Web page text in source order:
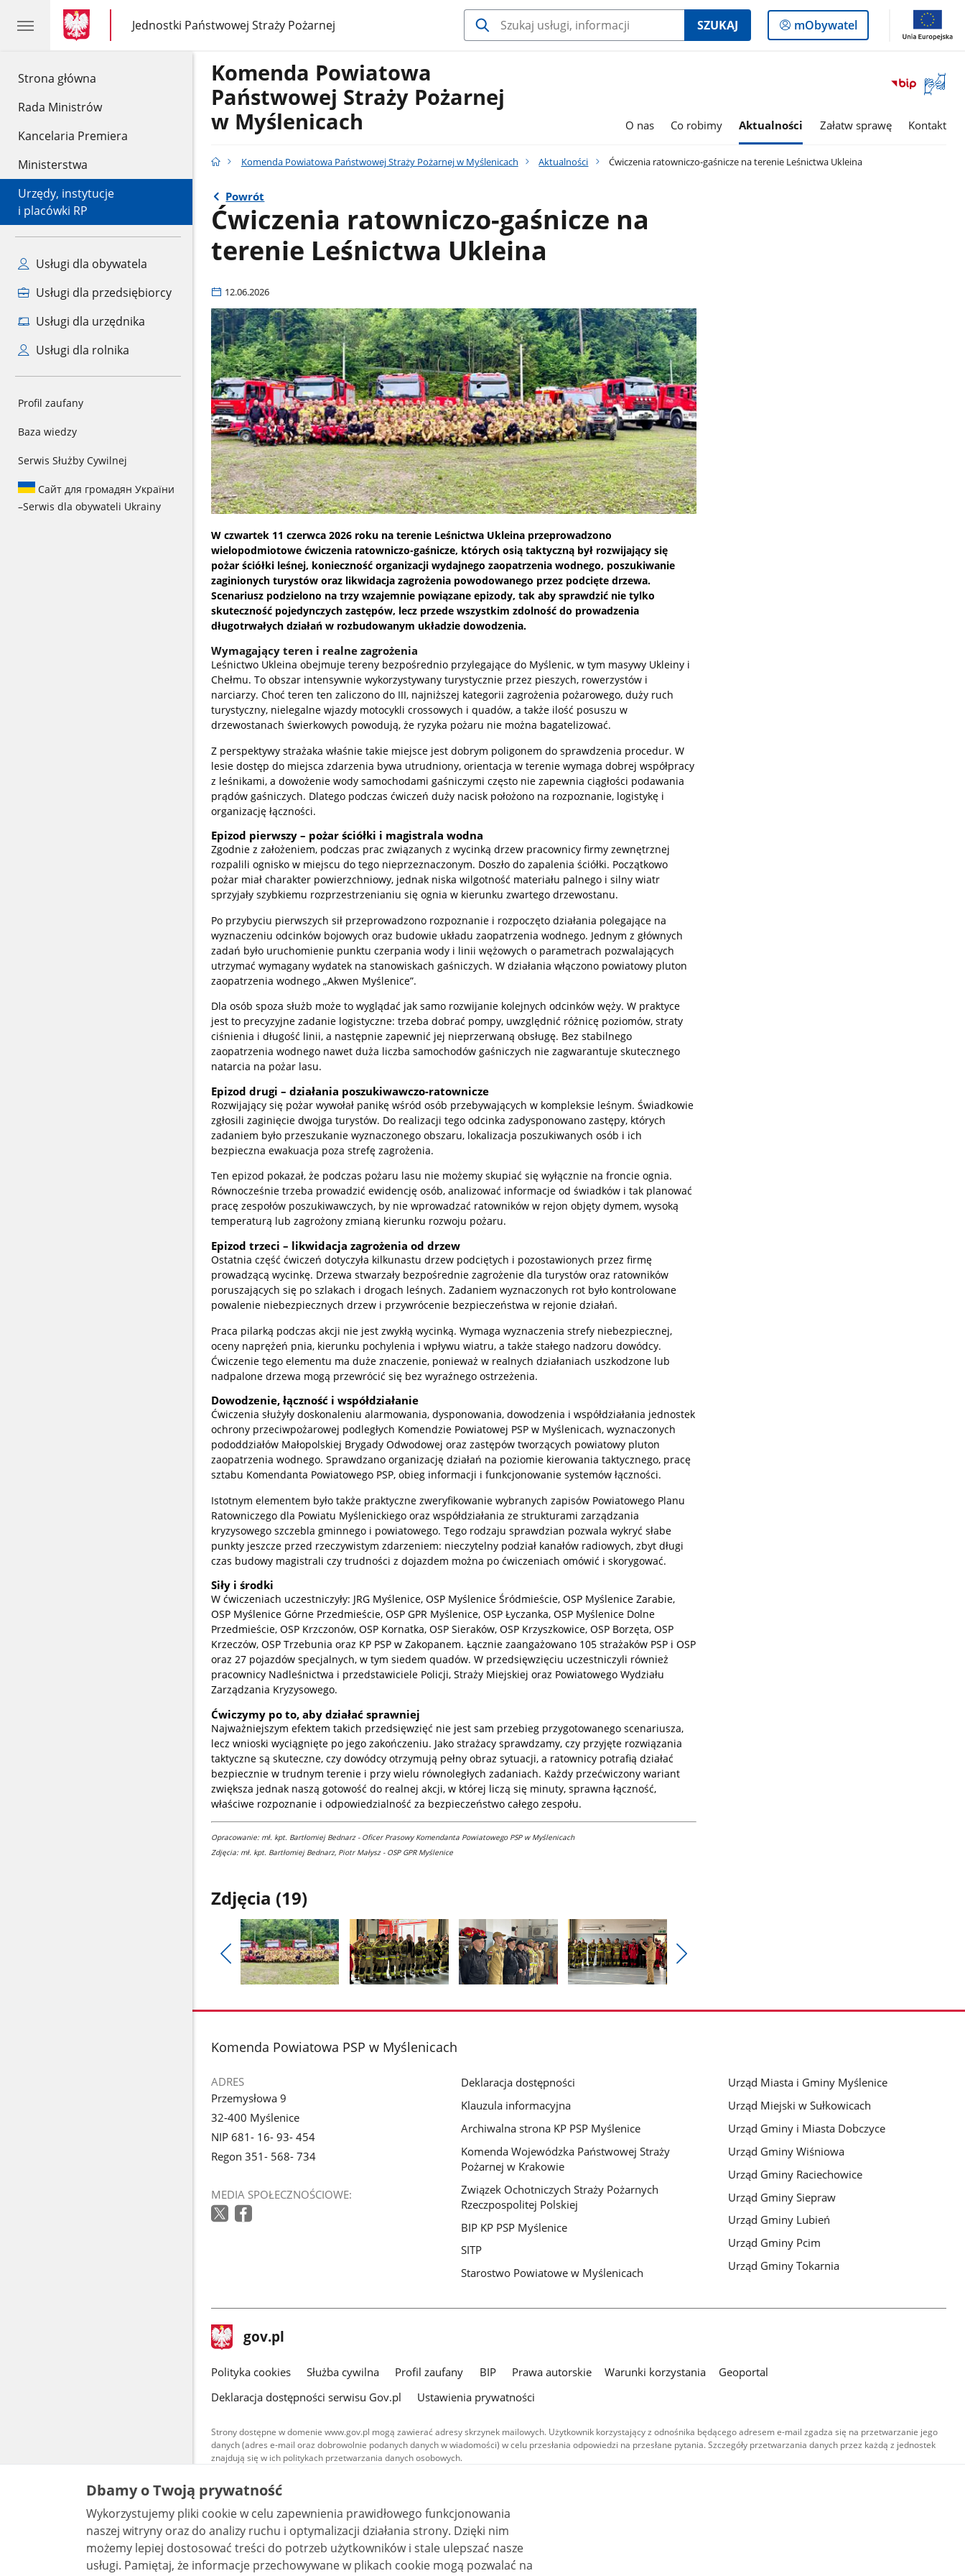
Strona główna
Rada Ministrów
Kancelaria Premiera
Ministerstwa
Urzędy, instytucje
i placówki RP
Usługi dla obywatela
Usługi dla przedsiębiorcy
Usługi dla urzędnika
Usługi dla rolnika
Profil zaufany
Baza wiedzy
Serwis Służby Cywilnej
Сайт для громадян України
–Serwis dla obywateli Ukrainy
gov.pl
gov.pl
Jednostki Państwowej Straży Pożarnej
gov.pl
Jednostki
Państwowej
SZUKAJ
Logowanie
do
mObywatel
Otwórz
okno
Komenda Powiatowa
Państwowej Straży Pożarnej
w Myślenicach
O nas Co robimy Aktualności Załatw sprawę Kontakt
Komenda Powiatowa Państwowej Straży Pożarnej w Myślenicach Aktualności Ćwiczenia ratowniczo-gaśnicze na terenie Leśnictwa Ukleina
Powrót
Ćwiczenia ratowniczo-gaśnicze na
terenie Leśnictwa Ukleina
12.06.2026
W czwartek 11 czerwca 2026 roku na terenie Leśnictwa Ukleina przeprowadzono
wielopodmiotowe ćwiczenia ratowniczo-gaśnicze, których osią taktyczną był rozwijający się
pożar ściółki leśnej, konieczność organizacji wydajnego zaopatrzenia wodnego, poszukiwanie
zaginionych turystów oraz likwidacja zagrożenia powodowanego przez podcięte drzewa.
Scenariusz podzielono na trzy wzajemnie powiązane epizody, tak aby sprawdzić nie tylko
skuteczność pojedynczych zastępów, lecz przede wszystkim zdolność do prowadzenia
długotrwałych działań w rozbudowanym układzie dowodzenia.
Wymagający teren i realne zagrożenia
Leśnictwo Ukleina obejmuje tereny bezpośrednio przylegające do Myślenic, w tym masywy Ukleiny i
Chełmu. To obszar intensywnie wykorzystywany turystycznie przez pieszych, rowerzystów i
narciarzy. Choć teren ten zaliczono do III, najniższej kategorii zagrożenia pożarowego, duży ruch
turystyczny, nielegalne wjazdy motocykli crossowych i quadów, a także ilość posuszu w
drzewostanach świerkowych powodują, że ryzyka pożaru nie można bagatelizować.
Z perspektywy strażaka właśnie takie miejsce jest dobrym poligonem do sprawdzenia procedur. W
lesie dostęp do miejsca zdarzenia bywa utrudniony, orientacja w terenie wymaga dobrej współpracy
z leśnikami, a dowożenie wody samochodami gaśniczymi często nie zapewnia ciągłości podawania
prądów gaśniczych. Dlatego podczas ćwiczeń duży nacisk położono na rozpoznanie, logistykę i
organizację łączności.
Epizod pierwszy – pożar ściółki i magistrala wodna
Zgodnie z założeniem, podczas prac związanych z wycinką drzew pracownicy firmy zewnętrznej
rozpalili ognisko w miejscu do tego nieprzeznaczonym. Doszło do zapalenia ściółki. Początkowo
pożar miał charakter powierzchniowy, jednak niska wilgotność materiału palnego i silny wiatr
sprzyjały szybkiemu rozprzestrzenianiu się ognia w kierunku zwartego drzewostanu.
Po przybyciu pierwszych sił przeprowadzono rozpoznanie i rozpoczęto działania polegające na
wyznaczeniu odcinków bojowych oraz budowie układu zaopatrzenia wodnego. Jednym z głównych
zadań było uruchomienie punktu czerpania wody i linii wężowych o parametrach pozwalających
utrzymać wymagany wydatek na stanowiskach gaśniczych. W działania włączono powiatowy pluton
zaopatrzenia wodnego „Akwen Myślenice”.
Dla osób spoza służb może to wyglądać jak samo rozwijanie kolejnych odcinków węży. W praktyce
jest to precyzyjne zadanie logistyczne: trzeba dobrać pompy, uwzględnić różnicę poziomów, straty
ciśnienia i długość linii, a następnie zapewnić jej nieprzerwaną obsługę. Bez stabilnego
zaopatrzenia wodnego nawet duża liczba samochodów gaśniczych nie zagwarantuje skutecznego
natarcia na pożar lasu.
Epizod drugi – działania poszukiwawczo-ratownicze
Rozwijający się pożar wywołał panikę wśród osób przebywających w kompleksie leśnym. Świadkowie
zgłosili zaginięcie dwojga turystów. Do realizacji tego odcinka zadysponowano zastępy, których
zadaniem było przeszukanie wyznaczonego obszaru, lokalizacja poszukiwanych osób i ich
bezpieczna ewakuacja poza strefę zagrożenia.
Ten epizod pokazał, że podczas pożaru lasu nie możemy skupiać się wyłącznie na froncie ognia.
Równocześnie trzeba prowadzić ewidencję osób, analizować informacje od świadków i tak planować
pracę zespołów poszukiwawczych, by nie wprowadzać ratowników w rejon objęty dymem, wysoką
temperaturą lub zagrożony zmianą kierunku rozwoju pożaru.
Epizod trzeci – likwidacja zagrożenia od drzew
Ostatnia część ćwiczeń dotyczyła kilkunastu drzew podciętych i pozostawionych przez firmę
prowadzącą wycinkę. Drzewa stwarzały bezpośrednie zagrożenie dla turystów oraz ratowników
poruszających się po szlakach i drogach leśnych. Zadaniem wyznaczonych rot było kontrolowane
powalenie niebezpiecznych drzew i przywrócenie bezpieczeństwa w rejonie działań.
Praca pilarką podczas akcji nie jest zwykłą wycinką. Wymaga wyznaczenia strefy niebezpiecznej,
oceny naprężeń pnia, kierunku pochylenia i wpływu wiatru, a także stałego nadzoru dowódcy.
Ćwiczenie tego elementu ma duże znaczenie, ponieważ w realnych działaniach uszkodzone lub
nadpalone drzewa mogą przewrócić się bez wyraźnego ostrzeżenia.
Dowodzenie, łączność i współdziałanie
Ćwiczenia służyły doskonaleniu alarmowania, dysponowania, dowodzenia i współdziałania jednostek
ochrony przeciwpożarowej podległych Komendzie Powiatowej PSP w Myślenicach, wyznaczonych
pododdziałów Małopolskiej Brygady Odwodowej oraz zastępów tworzących powiatowy pluton
zaopatrzenia wodnego. Sprawdzano organizację działań na poziomie kierowania taktycznego, pracę
sztabu Komendanta Powiatowego PSP, obieg informacji i funkcjonowanie systemów łączności.
Istotnym elementem było także praktyczne zweryfikowanie wybranych zapisów Powiatowego Planu
Ratowniczego dla Powiatu Myślenickiego oraz współdziałania ze strukturami zarządzania
kryzysowego szczebla gminnego i powiatowego. Tego rodzaju sprawdzian pozwala wykryć słabe
punkty jeszcze przed rzeczywistym zdarzeniem: nieczytelny podział kanałów radiowych, zbyt długi
czas budowy magistrali czy trudności z dojazdem można po ćwiczeniach omówić i skorygować.
Siły i środki
W ćwiczeniach uczestniczyły: JRG Myślenice, OSP Myślenice Śródmieście, OSP Myślenice Zarabie,
OSP Myślenice Górne Przedmieście, OSP GPR Myślenice, OSP Łyczanka, OSP Myślenice Dolne
Przedmieście, OSP Krzczonów, OSP Kornatka, OSP Sieraków, OSP Krzyszkowice, OSP Borzęta, OSP
Krzeczów, OSP Trzebunia oraz KP PSP w Zakopanem. Łącznie zaangażowano 105 strażaków PSP i OSP
oraz 27 pojazdów specjalnych, w tym siedem quadów. W przedsięwzięciu uczestniczyli również
pracownicy Nadleśnictwa i przedstawiciele Policji, Straży Miejskiej oraz Powiatowego Wydziału
Zarządzania Kryzysowego.
Ćwiczymy po to, aby działać sprawniej
Najważniejszym efektem takich przedsięwzięć nie jest sam przebieg przygotowanego scenariusza,
lecz wnioski wyciągnięte po jego zakończeniu. Jako strażacy sprawdzamy, czy przyjęte rozwiązania
taktyczne są skuteczne, czy dowódcy otrzymują pełny obraz sytuacji, a ratownicy potrafią działać
bezpiecznie w trudnym terenie i przy wielu równoległych zadaniach. Każdy przećwiczony wariant
zwiększa jednak naszą gotowość do realnej akcji, w której liczą się minuty, sprawna łączność,
właściwe rozpoznanie i odpowiedzialność za bezpieczeństwo całego zespołu.
Opracowanie: mł. kpt. Bartłomiej Bednarz - Oficer Prasowy Komendanta Powiatowego PSP w Myślenicach
Zdjęcia: mł. kpt. Bartłomiej Bednarz, Piotr Małysz - OSP GPR Myślenice
Zdjęcia (19)
Pokaż
poprzednie
galerii.
galerii.
stopka
Komenda Powiatowa PSP w Myślenicach
ADRES
Przemysłowa 9
32-400 Myślenice
NIP 681- 16- 93- 454
Regon 351- 568- 734
MEDIA SPOŁECZNOŚCIOWE:
Deklaracja dostępności
Klauzula informacyjna
Archiwalna strona KP PSP Myślenice
Komenda Wojewódzka Państwowej Straży
Pożarnej w Krakowie
Związek Ochotniczych Straży Pożarnych
Rzeczpospolitej Polskiej
BIP KP PSP Myślenice
SITP
Starostwo Powiatowe w Myślenicach
Urząd Miasta i Gminy Myślenice
Urząd Miejski w Sułkowicach
Urząd Gminy i Miasta Dobczyce
Urząd Gminy Wiśniowa
Urząd Gminy Raciechowice
Urząd Gminy Siepraw
Urząd Gminy Lubień
Urząd Gminy Pcim
Urząd Gminy Tokarnia
stopka
gov.pl Strona
gov.pl
gov.pl
Polityka cookies Służba cywilna Profil zaufany BIP Prawa autorskie Warunki korzystania
Geoportal
Deklaracja dostępności serwisu Gov.pl
Ustawienia prywatności
Strony dostępne w domenie www.gov.pl mogą zawierać adresy skrzynek mailowych. Użytkownik korzystający z odnośnika będącego adresem e-mail zgadza się na przetwarzanie jego
danych (adres e-mail oraz dobrowolnie podanych danych w wiadomości) w celu przesłania odpowiedzi na przesłane pytania. Szczegóły przetwarzania danych przez każdą z jednostek
znajdują się w ich politykach przetwarzania danych osobowych.
Treści tekstowe publikowane w serwisie (z wyłączeniem treści audiowizualnych), są
udostępniane na licencji typu Creative Commons: uznanie autorstwa - na tych samych
warunkach 4.0 (CC BY-SA 4.0). Materiały audiowizualne, w tym zdjęcia, materiały audio i wideo,
są udostępniane na licencji typu Creative Commons: uznanie autorstwa użycie niekomercyjne -
bez utworów zależnych 4.0 (CC BY-NC-ND 4.0), o ile nie jest to stwierdzone inaczej.
Dbamy o Twoją prywatność
Wykorzystujemy pliki cookie w celu zapewnienia prawidłowego funkcjonowania
naszej witryny oraz do analizy ruchu i optymalizacji działania strony. Dzięki nim
możemy lepiej dostosować treści do potrzeb użytkowników i stale ulepszać nasze
usługi. Pamiętaj, że informacje przechowywane w plikach cookie mogą pozwalać na